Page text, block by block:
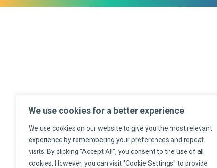
We use cookies for a better experience
We use cookies on our website to give you the most relevant
experience by remembering your preferences and repeat
visits. By clicking "Accept All", you consent to the use of all
cookies. However, you can visit "Cookie Settings" to provide